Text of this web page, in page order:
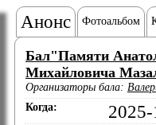
Анонс Фотоальбом
Бал"Памяти
Михайловича
Организаторы бала:
Когда: